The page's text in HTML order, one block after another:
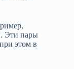
Эти пары
этом в